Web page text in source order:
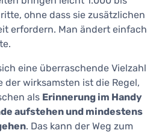
ohne dass sie zusätzlichen
erfordern. Man ändert einfach
eine überraschende Vielzahl
der wirksamsten ist die Regel,
als Erinnerung im Handy
aufstehen und mindestens
. Das kann der Weg zum